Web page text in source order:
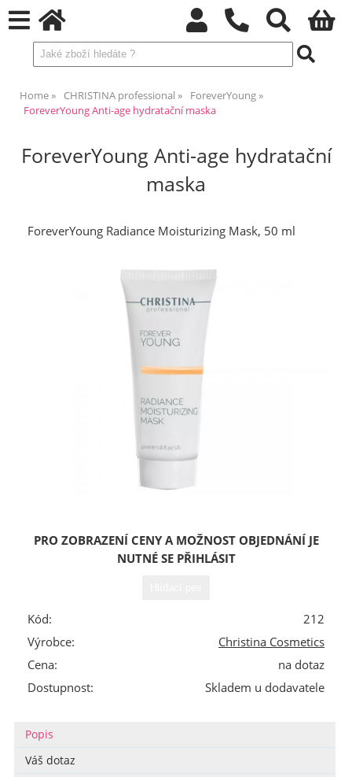
Home CHRISTINA professional
ForeverYoung
ForeverYoung Anti-age hydratační maska
ForeverYoung Anti-age hydratační
maska
ForeverYoung Radiance Moisturizing Mask, 50 ml
PRO ZOBRAZENÍ CENY A MOŽNOST OBJEDNÁNÍ JE
NUTNÉ SE PŘIHLÁSIT
Kód:
212
Výrobce:
Christina Cosmetics
Cena:
na dotaz
Dostupnost:
Skladem u dodavatele
Popis
Váš dotaz